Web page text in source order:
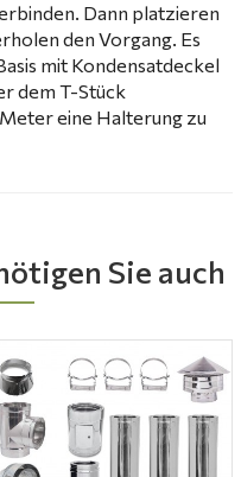
Sie auch
Dann platzieren
den Vorgang. Es
mit Kondensatdeckel
dem T-Stück
eine Halterung zu